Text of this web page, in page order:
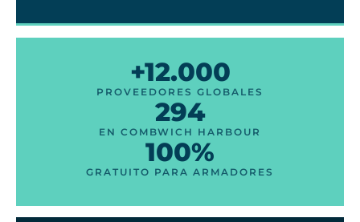
+12.000
PROVEEDORES GLOBALES
294
EN COMBWICH HARBOUR
100%
GRATUITO PARA ARMADORES